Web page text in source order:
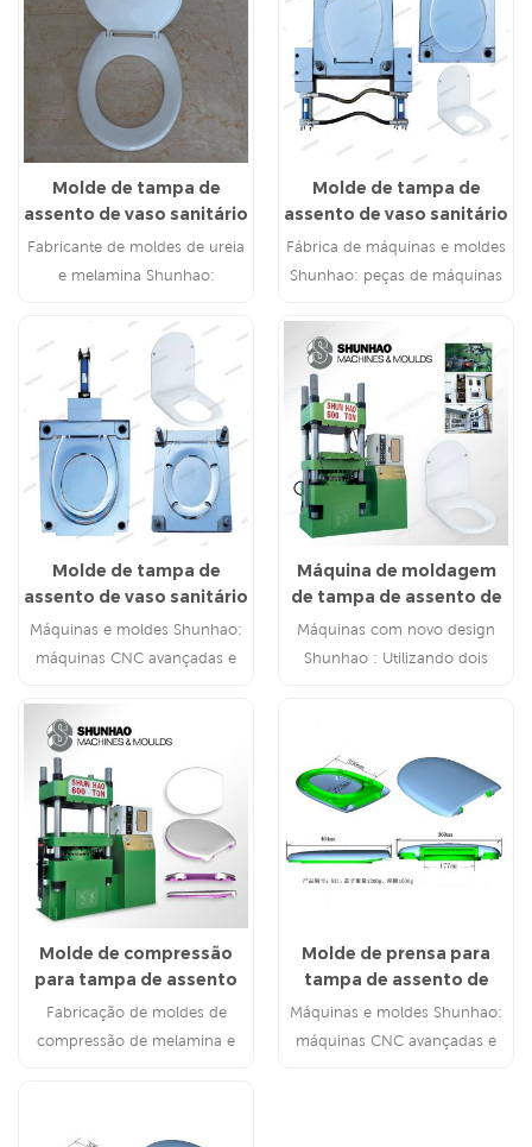
Molde de tampa de
assento de vaso sanitário
com ureia de aço de alta
qualidade
Fabricante de moldes de ureia
e melamina Shunhao:
tecnologia de Taiwan desde
2002
Molde de tampa de
assento de vaso sanitário
de uréia de alta precisão
Fábrica de máquinas e moldes
Shunhao: peças de máquinas
tecnologia de Taiwan
Molde de tampa de
assento de vaso sanitário
com ureia de aço
inoxidável
Máquinas e moldes Shunhao:
máquinas CNC avançadas e
Máquina de moldagem
de tampa de assento de
vaso sanitário com uréia
Máquinas com novo design
Shunhao : Utilizando dois
conveniência de operação e
manutenção.
Molde de compressão
para tampa de assento
de vaso sanitário com
uréia
Fabricação de moldes de
compressão de melamina e
Molde de prensa para
tampa de assento de
vaso sanitário com uréia
precisa
Máquinas e moldes Shunhao:
máquinas CNC avançadas e